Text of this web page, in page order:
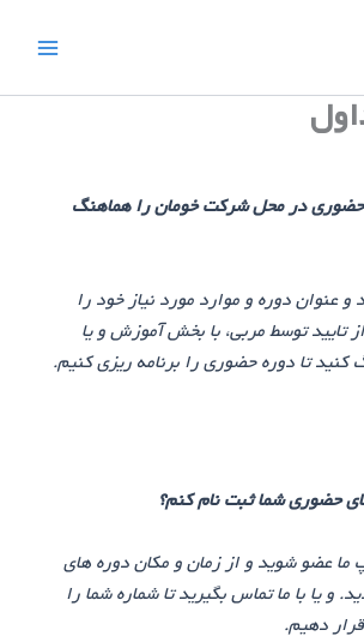
حضوری در محل شرکت خومان را هماهنگ
و عنوان دوره و موارد مورد نیاز خود را
تایید توسط مربی، با بخش آموزش و یا
تا دوره حضوری را برنامه ریزی کنیم.
حضوری شما ثبت نام کنم؟
عضو شوید و از زمان و مکان دوره های
و یا با ما تماس بگیرید تا شماره شما را
دهیم.